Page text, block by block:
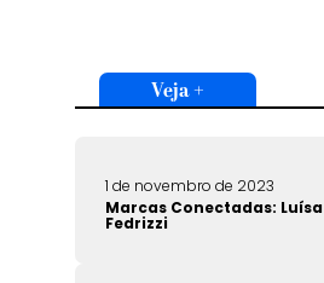
Veja +
1 de novembro de 2023
Marcas Conectadas: Luísa
Fedrizzi